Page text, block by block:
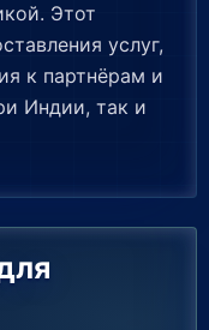
Этот
услуг,
к партнёрам и
Индии, так и